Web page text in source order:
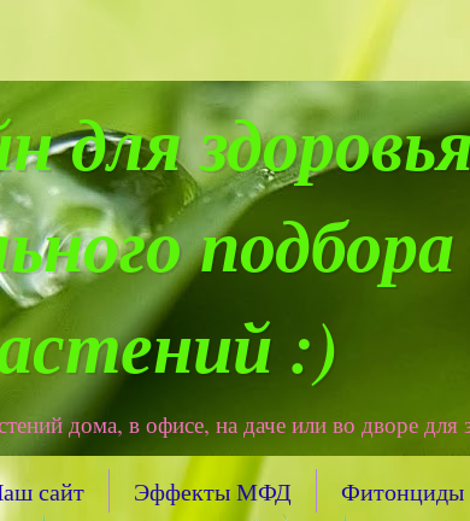
для
:)
дома, в офисе, на даче или во дворе для
сайт Эффекты МФД Фитонциды